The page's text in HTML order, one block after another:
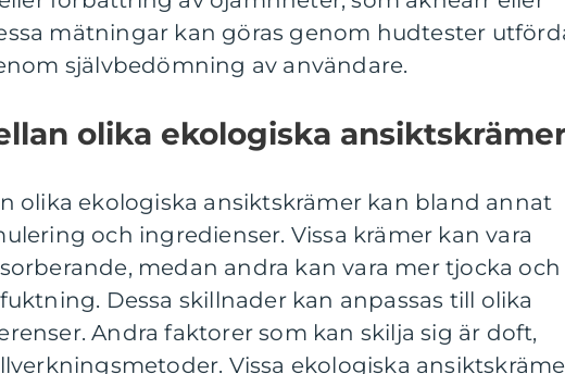
mätningar kan göras genom hudtester
självbedömning av användare.
olika ekologiska
olika ekologiska ansiktskrämer kan bland annat
och ingredienser. Vissa krämer kan vara
medan andra kan vara mer tjocka och
Dessa skillnader kan anpassas till olika
Andra faktorer som kan skilja sig är doft,
Vissa ekologiska